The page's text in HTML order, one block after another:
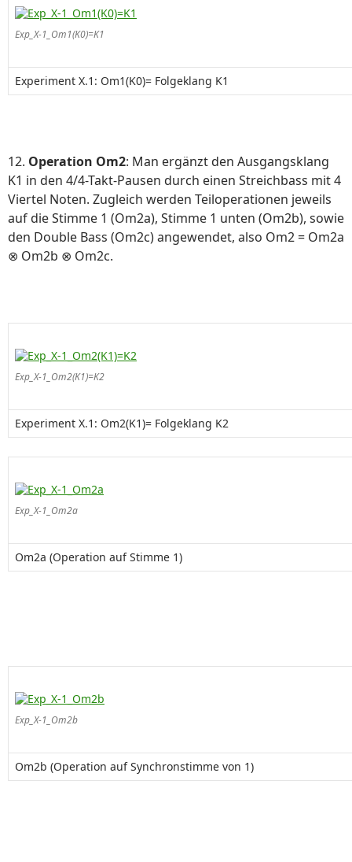
Exp_X-1_Om1(K0)=K1
Experiment X.1: Om1(K0)= Folgeklang K1
12. Operation Om2: Man ergänzt den Ausgangsklang
K1 in den 4/4-Takt-Pausen durch einen Streichbass mit 4
Viertel Noten. Zugleich werden Teiloperationen jeweils
auf die Stimme 1 (Om2a), Stimme 1 unten (Om2b), sowie
den Double Bass (Om2c) angewendet, also Om2 = Om2a
⊗ Om2b ⊗ Om2c.
Exp_X-1_Om2(K1)=K2
Experiment X.1: Om2(K1)= Folgeklang K2
Exp_X-1_Om2a
Om2a (Operation auf Stimme 1)
Exp_X-1_Om2b
Om2b (Operation auf Synchronstimme von 1)